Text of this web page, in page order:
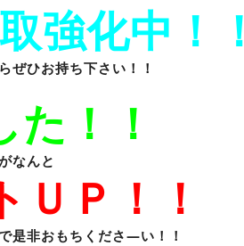
強化中！！
ぜひお持ち下さい！！
！！
なんと
ＵＰ！！
是非おもちくださ—い！！